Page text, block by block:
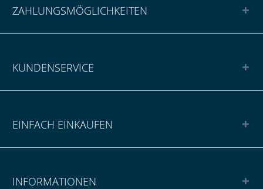
ZAHLUNGSMÖGLICHKEITEN
KUNDENSERVICE
EINFACH EINKAUFEN
INFORMATIONEN